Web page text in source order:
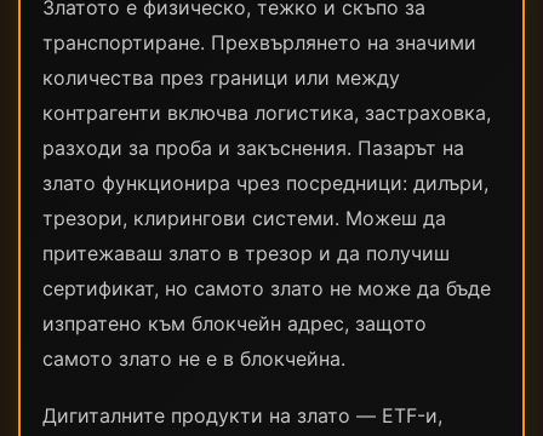
Златото е физическо, тежко и скъпо за
транспортиране. Прехвърлянето на значими
количества през граници или между
контрагенти включва логистика, застраховка,
разходи за проба и закъснения. Пазарът на
злато функционира чрез посредници: дилъри,
трезори, клирингови системи. Можеш да
притежаваш злато в трезор и да получиш
сертификат, но самото злато не може да бъде
изпратено към блокчейн адрес, защото
самото злато не е в блокчейна.
Дигиталните продукти на злато — ETF-и,